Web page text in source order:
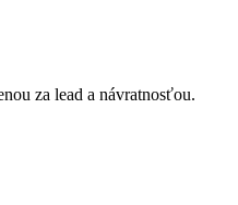
za lead a návratnosťou.